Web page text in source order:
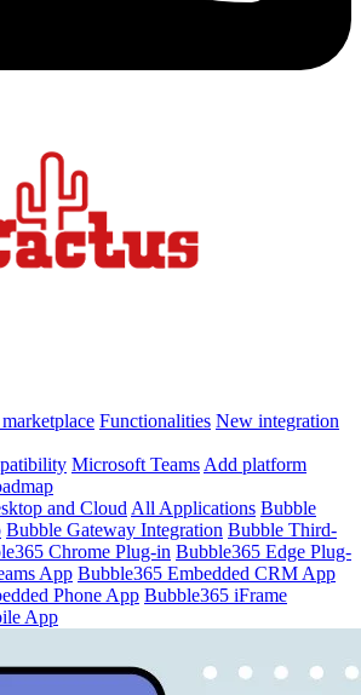
Functionalities New integration
Microsoft Teams Add platform
and Cloud All Applications Bubble
Bubble Gateway Integration Bubble Third-
Chrome Plug-in Bubble365 Edge Plug-
App Bubble365 Embedded CRM App
Phone App Bubble365 iFrame
App